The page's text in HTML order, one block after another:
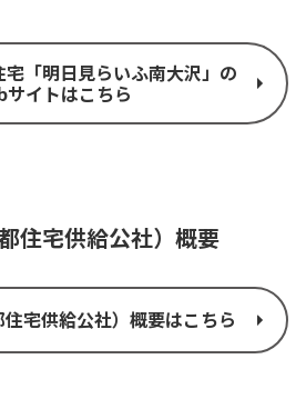
「明日見らいふ南大沢」の
サイトはこちら
住宅供給公社）概要
宅供給公社）概要はこちら